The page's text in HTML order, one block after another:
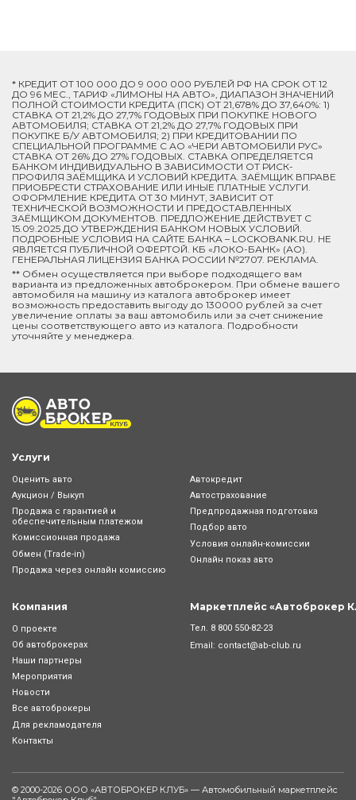
* КРЕДИТ ОТ 100 000 ДО 9 000 000 РУБЛЕЙ РФ НА СРОК ОТ 12
ДО 96 МЕС., ТАРИФ «ЛИМОНЫ НА АВТО», ДИАПАЗОН ЗНАЧЕНИЙ
ПОЛНОЙ СТОИМОСТИ КРЕДИТА (ПСК) ОТ 21,678% ДО 37,640%: 1)
СТАВКА ОТ 21,2% ДО 27,7% ГОДОВЫХ ПРИ ПОКУПКЕ НОВОГО
АВТОМОБИЛЯ; СТАВКА ОТ 21,2% ДО 27,7% ГОДОВЫХ ПРИ
ПОКУПКЕ Б/У АВТОМОБИЛЯ; 2) ПРИ КРЕДИТОВАНИИ ПО
СПЕЦИАЛЬНОЙ ПРОГРАММЕ C АО «ЧЕРИ АВТОМОБИЛИ РУС»
СТАВКА ОТ 26% ДО 27% ГОДОВЫХ. СТАВКА ОПРЕДЕЛЯЕТСЯ
БАНКОМ ИНДИВИДУАЛЬНО В ЗАВИСИМОСТИ ОТ РИСК-
ПРОФИЛЯ ЗАЁМЩИКА И УСЛОВИЙ КРЕДИТА. ЗАЁМЩИК ВПРАВЕ
ПРИОБРЕСТИ СТРАХОВАНИЕ ИЛИ ИНЫЕ ПЛАТНЫЕ УСЛУГИ.
ОФОРМЛЕНИЕ КРЕДИТА ОТ 30 МИНУТ, ЗАВИСИТ ОТ
ТЕХНИЧЕСКОЙ ВОЗМОЖНОСТИ И ПРЕДОСТАВЛЕННЫХ
ЗАЁМЩИКОМ ДОКУМЕНТОВ. ПРЕДЛОЖЕНИЕ ДЕЙСТВУЕТ С
15.09.2025 ДО УТВЕРЖДЕНИЯ БАНКОМ НОВЫХ УСЛОВИЙ.
ПОДРОБНЫЕ УСЛОВИЯ НА САЙТЕ БАНКА – LOCKOBANK.RU. НЕ
ЯВЛЯЕТСЯ ПУБЛИЧНОЙ ОФЕРТОЙ. КБ «ЛОКО-БАНК» (АО).
ГЕНЕРАЛЬНАЯ ЛИЦЕНЗИЯ БАНКА РОССИИ №2707. РЕКЛАМА.
** Обмен осуществляется при выборе подходящего вам
варианта из предложенных автоброкером. При обмене вашего
автомобиля на машину из каталога автоброкер имеет
возможность предоставить выгоду до 130000 рублей за счет
увеличение оплаты за ваш автомобиль или за счет снижение
цены соответствующего авто из каталога. Подробности
уточняйте у менеджера.
Услуги
Оценить авто
Аукцион / Выкуп
Продажа с гарантией и
обеспечительным платежом
Комиссионная продажа
Обмен (Trade-in)
Продажа через онлайн комиссию
Автокредит
Автострахование
Предпродажная подготовка
Подбор авто
Условия онлайн-комиcсии
Онлайн показ авто
Компания
О проекте
Об автоброкерах
Наши партнеры
Мероприятия
Новости
Все автоброкеры
Для рекламодателя
Контакты
Маркетплейс «Автоброкер
Тел. 8 800 550-82-23
Email: contact@ab-club.ru
© 2000-2026 ООО «АВТОБРОКЕР КЛУБ» — Автомобильный маркетплейс